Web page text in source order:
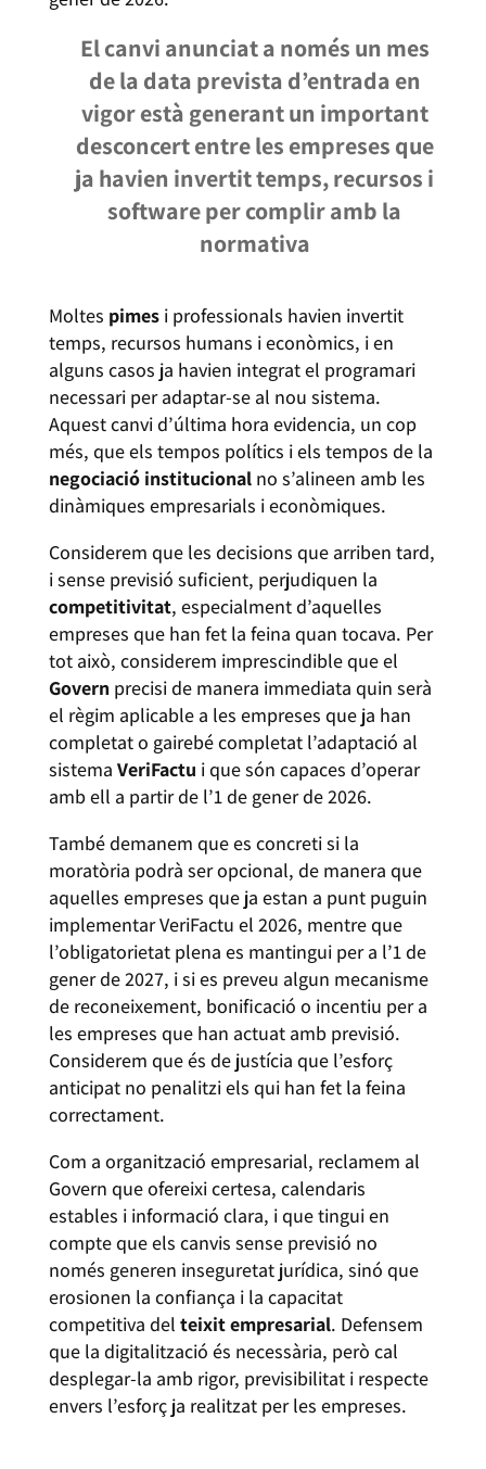
El canvi anunciat a només un mes
de la data prevista d’entrada en
vigor està generant un important
desconcert entre les empreses que
ja havien invertit temps, recursos i
software per complir amb la
normativa
Moltes pimes i professionals havien invertit
temps, recursos humans i econòmics, i en
alguns casos ja havien integrat el programari
necessari per adaptar-se al nou sistema.
Aquest canvi d’última hora evidencia, un cop
més, que els tempos polítics i els tempos de la
negociació institucional no s’alineen amb les
dinàmiques empresarials i econòmiques.
Considerem que les decisions que arriben tard,
i sense previsió suficient, perjudiquen la
competitivitat, especialment d’aquelles
empreses que han fet la feina quan tocava. Per
tot això, considerem imprescindible que el
Govern precisi de manera immediata quin serà
el règim aplicable a les empreses que ja han
completat o gairebé completat l’adaptació al
sistema VeriFactu i que són capaces d’operar
amb ell a partir de l’1 de gener de 2026.
També demanem que es concreti si la
moratòria podrà ser opcional, de manera que
aquelles empreses que ja estan a punt puguin
implementar VeriFactu el 2026, mentre que
l’obligatorietat plena es mantingui per a l’1 de
gener de 2027, i si es preveu algun mecanisme
de reconeixement, bonificació o incentiu per a
les empreses que han actuat amb previsió.
Considerem que és de justícia que l’esforç
anticipat no penalitzi els qui han fet la feina
correctament.
Com a organització empresarial, reclamem al
Govern que ofereixi certesa, calendaris
estables i informació clara, i que tingui en
compte que els canvis sense previsió no
només generen inseguretat jurídica, sinó que
erosionen la confiança i la capacitat
competitiva del teixit empresarial. Defensem
que la digitalització és necessària, però cal
desplegar-la amb rigor, previsibilitat i respecte
envers l’esforç ja realitzat per les empreses.